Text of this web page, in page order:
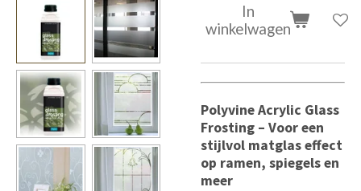
In
winkelwagen
Polyvine Acrylic Glass
Frosting – Voor een
stijlvol matglas effect
op ramen, spiegels en
meer